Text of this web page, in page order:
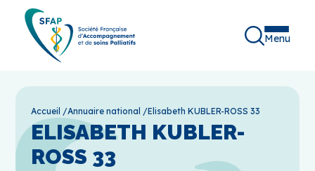
Menu
Accueil /Annuaire national /Elisabeth KUBLER-ROSS 33
ELISABETH KUBLER-
ROSS 33